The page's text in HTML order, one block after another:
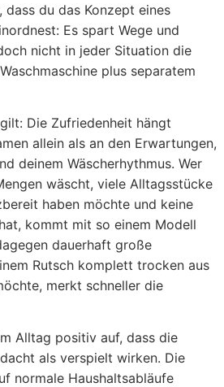
dass du das Konzept eines
Es spart Wege und
nicht in jeder Situation die
plus separatem
Die Zufriedenheit hängt
allein als an den Erwartungen,
deinem Wäscherhythmus. Wer
wäscht, viele Alltagsstücke
haben möchte und keine
kommt mit so einem Modell
dauerhaft große
Rutsch komplett trocken aus
merkt schneller die
Alltag positiv auf, dass die
als verspielt wirken. Die
normale Haushaltsabläufe